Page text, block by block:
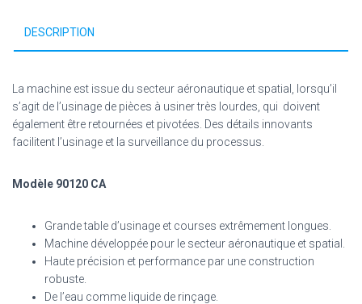
DESCRIPTION
La machine est issue du secteur aéronautique et spatial, lorsqu’il
s’agit de l’usinage de pièces à usiner très lourdes, qui doivent
également être retournées et pivotées. Des détails innovants
facilitent l’usinage et la surveillance du processus.
Modèle 90120 CA
Grande table d’usinage et courses extrêmement longues.
Machine développée pour le secteur aéronautique et spatial.
Haute précision et performance par une construction
robuste.
De l’eau comme liquide de rinçage.